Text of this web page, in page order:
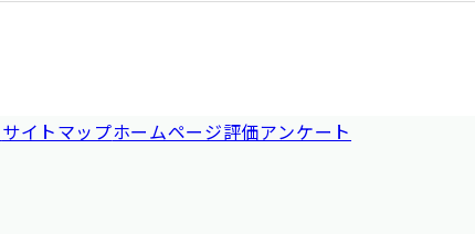
サイトマップホームページ評価アンケート